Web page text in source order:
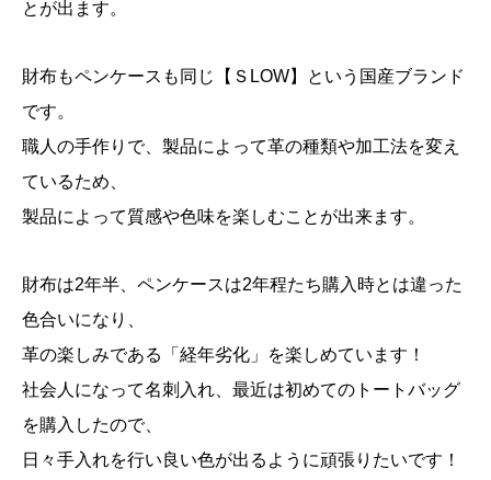
とが出ます。
財布もペンケースも同じ【ＳLOW】という国産ブランド
です。
職人の手作りで、製品によって革の種類や加工法を変え
ているため、
製品によって質感や色味を楽しむことが出来ます。
財布は2年半、ペンケースは2年程たち購入時とは違った
色合いになり、
革の楽しみである「経年劣化」を楽しめています！
社会人になって名刺入れ、最近は初めてのトートバッグ
を購入したので、
日々手入れを行い良い色が出るように頑張りたいです！